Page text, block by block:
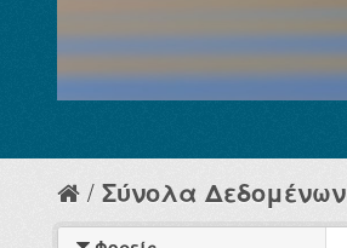
Σύνολα Δεδομένων